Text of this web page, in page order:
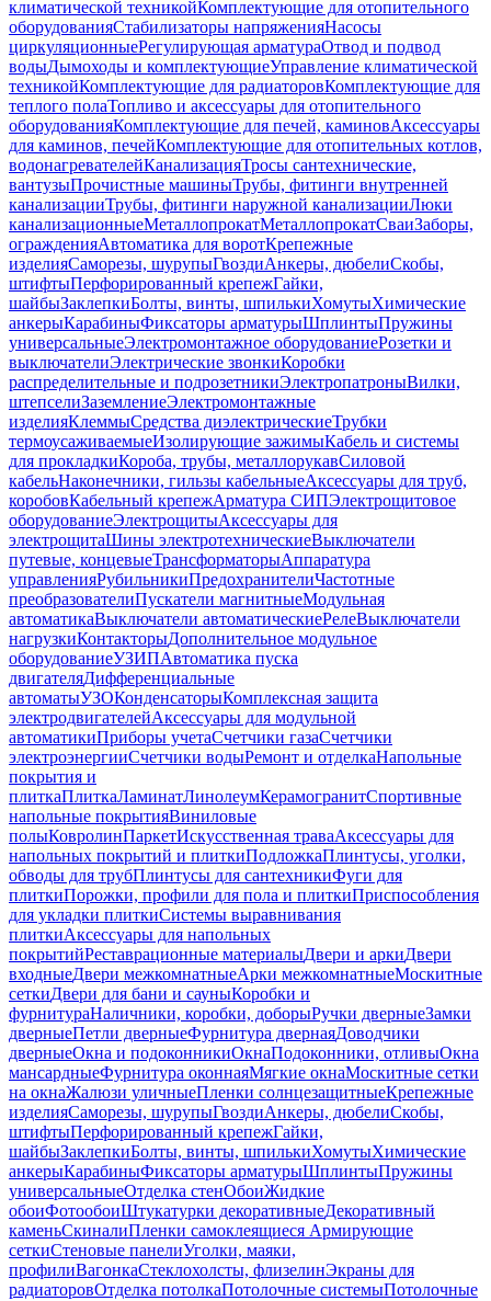
климатической техникойКомплектующие для отопительного
оборудованияСтабилизаторы напряженияНасосы
циркуляционныеРегулирующая арматураОтвод и подвод
водыДымоходы и комплектующиеУправление климатической
техникойКомплектующие для радиаторовКомплектующие для
теплого полаТопливо и аксессуары для отопительного
оборудованияКомплектующие для печей, каминовАксессуары
для каминов, печейКомплектующие для отопительных котлов,
водонагревателейКанализацияТросы сантехнические,
вантузыПрочистные машиныТрубы, фитинги внутренней
канализацииТрубы, фитинги наружной канализацииЛюки
канализационныеМеталлопрокатМеталлопрокатСваиЗаборы,
огражденияАвтоматика для воротКрепежные
изделияСаморезы, шурупыГвоздиАнкеры, дюбелиСкобы,
штифтыПерфорированный крепежГайки,
шайбыЗаклепкиБолты, винты, шпилькиХомутыХимические
анкерыКарабиныФиксаторы арматурыШплинтыПружины
универсальныеЭлектромонтажное оборудованиеРозетки и
выключателиЭлектрические звонкиКоробки
распределительные и подрозетникиЭлектропатроныВилки,
штепселиЗаземлениеЭлектромонтажные
изделияКлеммыСредства диэлектрическиеТрубки
термоусаживаемыеИзолирующие зажимыКабель и системы
для прокладкиКороба, трубы, металлорукавСиловой
кабельНаконечники, гильзы кабельныеАксессуары для труб,
коробовКабельный крепежАрматура СИПЭлектрощитовое
оборудованиеЭлектрощитыАксессуары для
электрощитаШины электротехническиеВыключатели
путевые, концевыеТрансформаторыАппаратура
управленияРубильникиПредохранителиЧастотные
преобразователиПускатели магнитныеМодульная
автоматикаВыключатели автоматическиеРелеВыключатели
нагрузкиКонтакторыДополнительное модульное
оборудованиеУЗИПАвтоматика пуска
двигателяДифференциальные
автоматыУЗОКонденсаторыКомплексная защита
электродвигателейАксессуары для модульной
автоматикиПриборы учетаСчетчики газаСчетчики
электроэнергииСчетчики водыРемонт и отделкаНапольные
покрытия и
плиткаПлиткаЛаминатЛинолеумКерамогранитСпортивные
напольные покрытияВиниловые
полыКовролинПаркетИскусственная траваАксессуары для
напольных покрытий и плиткиПодложкаПлинтусы, уголки,
обводы для трубПлинтусы для сантехникиФуги для
плиткиПорожки, профили для пола и плиткиПриспособления
для укладки плиткиСистемы выравнивания
плиткиАксессуары для напольных
покрытийРеставрационные материалыДвери и аркиДвери
входныеДвери межкомнатныеАрки межкомнатныеМоскитные
сеткиДвери для бани и сауныКоробки и
фурнитураНаличники, коробки, доборыРучки дверныеЗамки
дверныеПетли дверныеФурнитура двернаяДоводчики
дверныеОкна и подоконникиОкнаПодоконники, отливыОкна
мансардныеФурнитура оконнаяМягкие окнаМоскитные сетки
на окнаЖалюзи уличныеПленки солнцезащитныеКрепежные
изделияСаморезы, шурупыГвоздиАнкеры, дюбелиСкобы,
штифтыПерфорированный крепежГайки,
шайбыЗаклепкиБолты, винты, шпилькиХомутыХимические
анкерыКарабиныФиксаторы арматурыШплинтыПружины
универсальныеОтделка стенОбоиЖидкие
обоиФотообоиШтукатурки декоративныеДекоративный
каменьСкиналиПленки самоклеящиеся Армирующие
сеткиСтеновые панелиУголки, маяки,
профилиВагонкаСтеклохолсты, флизелинЭкраны для
радиаторовОтделка потолкаПотолочные системыПотолочные